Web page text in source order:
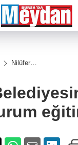
Nilüfer
eğitimi